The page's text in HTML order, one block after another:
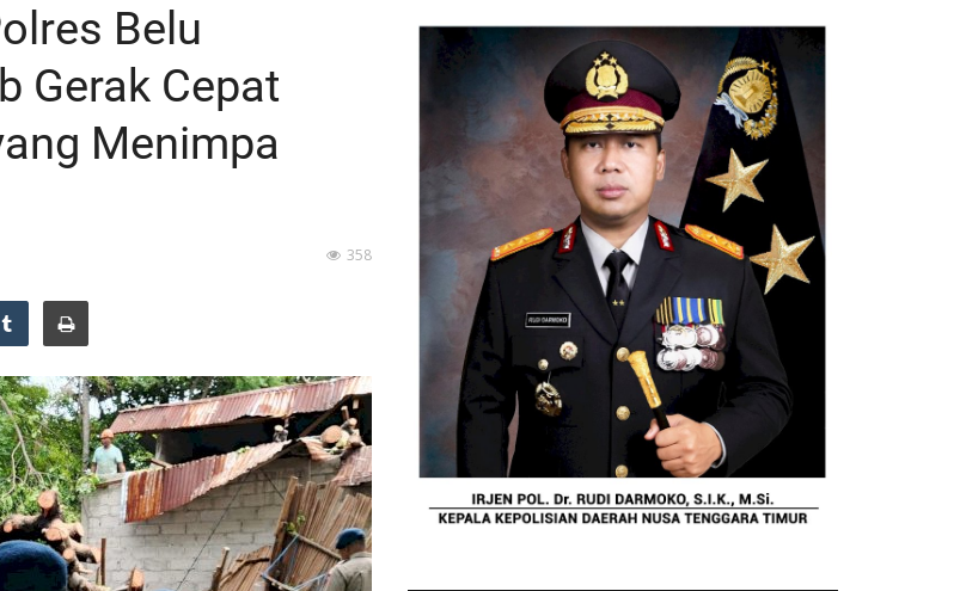
Belu
Gerak Cepat
Menimpa
358